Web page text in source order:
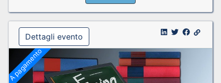
Dettagli evento
A pagamento